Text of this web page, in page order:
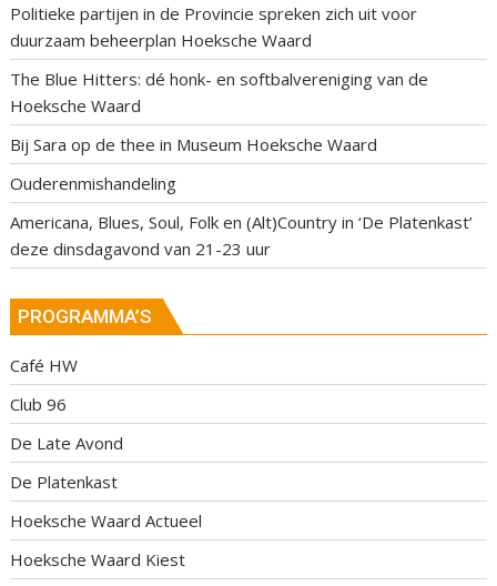
Politieke partijen in de Provincie spreken zich uit voor
duurzaam beheerplan Hoeksche Waard
The Blue Hitters: dé honk- en softbalvereniging van de
Hoeksche Waard
Bij Sara op de thee in Museum Hoeksche Waard
Ouderenmishandeling
Americana, Blues, Soul, Folk en (Alt)Country in ‘De Platenkast’
deze dinsdagavond van 21-23 uur
PROGRAMMA’S
Café HW
Club 96
De Late Avond
De Platenkast
Hoeksche Waard Actueel
Hoeksche Waard Kiest